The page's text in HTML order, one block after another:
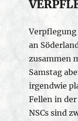
Verpflegung
an
zusammen
Samstag
irgendwie
Fellen in
NSCs sind